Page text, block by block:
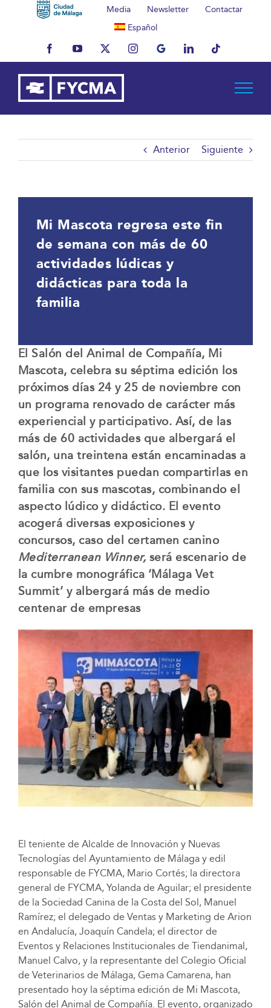
Media Newsletter
Contactar
Español
FacebookYouTubeX InstagramMyBusinessLinkedInTiktok
Anterior Siguiente
Mi Mascota regresa este fin
de semana con más de 60
actividades lúdicas y
didácticas para toda la
familia
El Salón del Animal de Compañía, Mi
Mascota, celebra su séptima edición los
próximos días 24 y 25 de noviembre con
un programa renovado de carácter más
experiencial y participativo. Así, de las
más de 60 actividades que albergará el
salón, una treintena están encaminadas a
que los visitantes puedan compartirlas en
familia con sus mascotas, combinando el
aspecto lúdico y didáctico. El evento
acogerá diversas exposiciones y
concursos, caso del certamen canino
Mediterranean Winner,será escenario de
la cumbre monográfica ‘Málaga Vet
Summit’ y albergará más de medio
centenar de empresas
El teniente de Alcalde de Innovación y Nuevas
Tecnologías del Ayuntamiento de Málaga y edil
responsable de FYCMA, Mario Cortés; la directora
general de FYCMA, Yolanda de Aguilar; el presidente
de la Sociedad Canina de la Costa del Sol, Manuel
Ramírez; el delegado de Ventas y Marketing de Arion
en Andalucía, Joaquín Candela; el director de
Eventos y Relaciones Institucionales de Tiendanimal,
Manuel Calvo, y la representante del Colegio Oficial
de Veterinarios de Málaga, Gema Camarena, han
presentado hoy la séptima edición de Mi Mascota,
Salón del Animal de Compañía. El evento, organizado